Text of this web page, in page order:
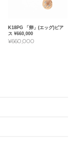
K18PG 「卵」(エッグ)ピア
ス ¥660,000
¥660,000